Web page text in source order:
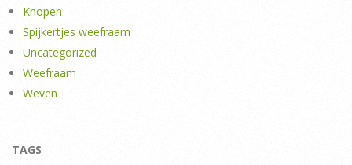
Knopen
Spijkertjes weefraam
Uncategorized
Weefraam
Weven
TAGS